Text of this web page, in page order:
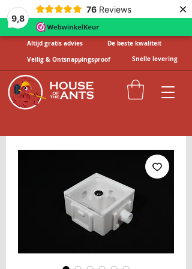
9,8
76 Reviews ×
Altijd gratis advies
De beste kwaliteit
Veilig & Ontsnappingsproof
Snelle levering